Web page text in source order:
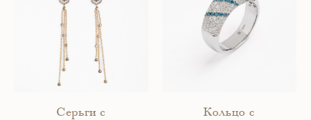
Серьги с
Кольцо с